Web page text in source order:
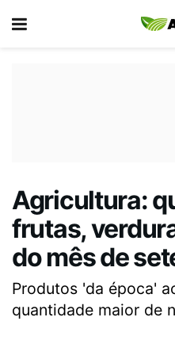
Agricultura:
frutas,
do mês de
Produtos 'da época'
quantidade maior de